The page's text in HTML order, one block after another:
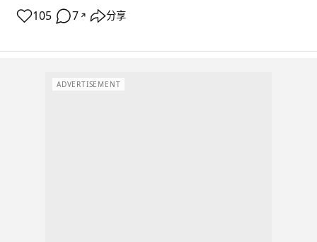
105 7 ↗ 分享
ADVERTISEMENT